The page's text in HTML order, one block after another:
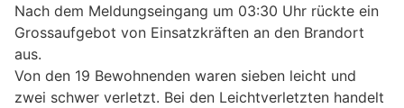
Nach dem Meldungseingang um 03:30 Uhr rückte ein
Grossaufgebot von Einsatzkräften an den Brandort
aus.
Von den 19 Bewohnenden waren sieben leicht und
zwei schwer verletzt. Bei den Leichtverletzten handelt